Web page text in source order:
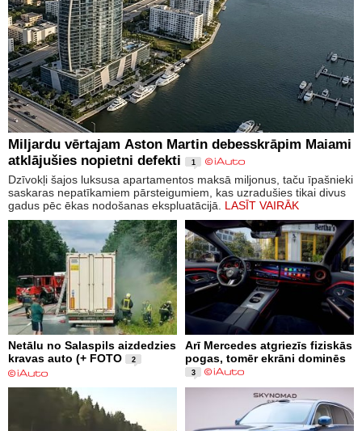
Miljardu vērtajam Aston Martin debesskrāpim Maiami
atklājušies nopietni defekti
1
Dzīvokļi šajos luksusa apartamentos maksā miljonus, taču īpašnieki
saskaras nepatīkamiem pārsteigumiem, kas uzradušies tikai divus
gadus pēc ēkas nodošanas ekspluatācijā. LASĪT VAIRĀK
Netālu no Salaspils aizdedzies
kravas auto (+ FOTO
2
Arī Mercedes atgriezīs fiziskās
pogas, tomēr ekrāni dominēs
3